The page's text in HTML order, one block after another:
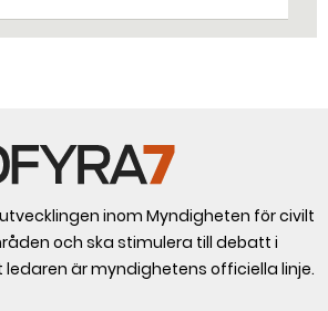
inom Myndigheten för civilt
och ska stimulera till debatt i
ledaren är myndighetens officiella linje.